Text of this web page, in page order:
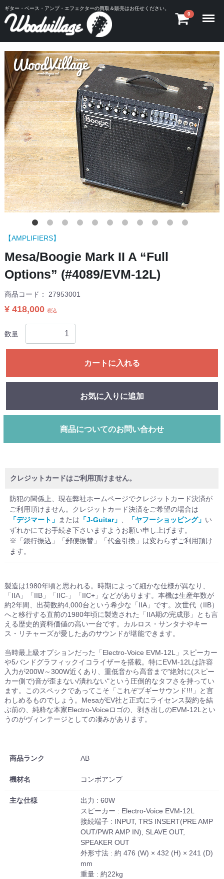
ギター・ベース・アンプ・エフェクターの買取＆販売はお任せください。
0
【AMPLIFIERS】
Mesa/Boogie Mark II A “Full
Options” (#4089/EVM-12L)
商品コード：27953001
¥ 418,000 税込
数量
カートに入れる
お気に入りに追加
商品についてのお問い合わせ
クレジットカードはご利用頂けません。
防犯の関係上、現在弊社ホームページでクレジットカード決済が
ご利用頂けません。クレジットカード決済をご希望の場合は
「デジマート」 または 「J-Guitar」 、 「ヤフーショッピング」 い
ずれかにてお手続き下さいますようお願い申し上げます。
※「銀行振込」「郵便振替」「代金引換」は変わらずご利用頂け
ます。
製造は1980年頃と思われる。時期によって細かな仕様が異なり、
「IIA」「IIB」「IIC-」「IIC+」などがあります。本機は生産年数が
約2年間、出荷数約4,000台という希少な「IIA」です。次世代（IIB）
へと移行する直前の1980年頃に製造された「IIA期の完成形」とも言
える歴史的資料価値の高い一台です。カルロス・サンタナやキー
ス・リチャーズが愛したあのサウンドが堪能できます。
当時最上級オプションだった「Electro-Voice EVM-12L」スピーカー
や5バンドグラフィックイコライザーを搭載。特にEVM-12Lは許容
入力が200W～300W近くあり、重低音から高音まで"絶対に(スピー
カー側で)音が歪まない/潰れない"という圧倒的なタフさを持ってい
ます。このスペックであってこそ「これぞブギーサウンド!!!」と言
わしめるものでしょう。MesaがEV社と正式にライセンス契約を結
ぶ前の、純粋な本家Electro-Voiceロゴの、剥き出しのEVM-12Lとい
うのがヴィンテージとしての凄みがあります。
商品ランク AB
機材名 コンボアンプ
主な仕様
出力 : 60W
スピーカー : Electro-Voice EVM-12L
接続端子 : INPUT, TRS INSERT(PRE AMP
OUT/PWR AMP IN), SLAVE OUT,
SPEAKER OUT
外形寸法 : 約 476 (W) × 432 (H) × 241 (D)
mm
重量 : 約22kg